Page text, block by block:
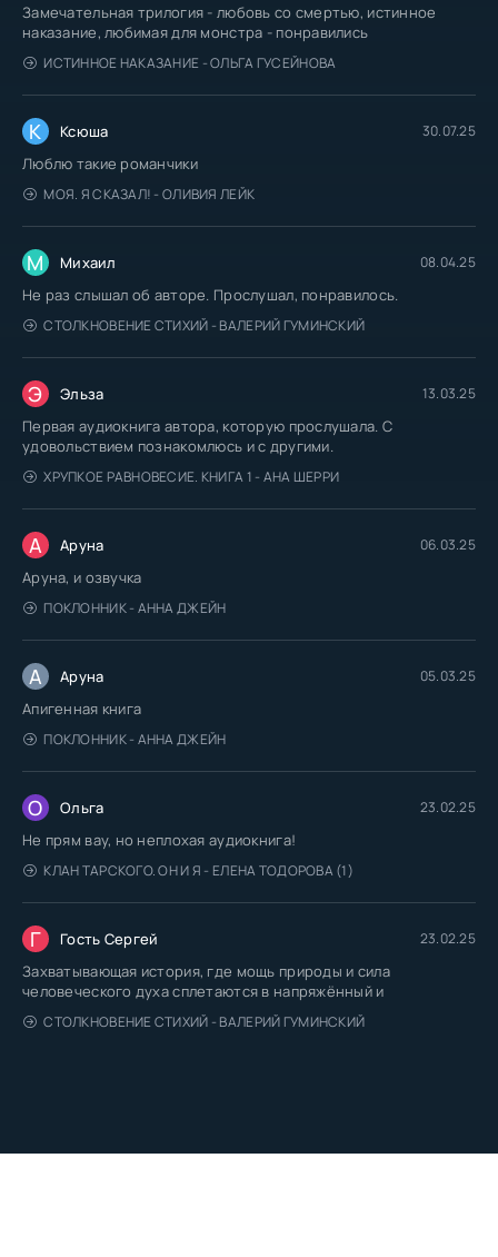
Замечательная трилогия - любовь со смертью, истинное
наказание, любимая для монстра - понравились
ИСТИННОЕ НАКАЗАНИЕ - ОЛЬГА ГУСЕЙНОВА
К Ксюша 30.07.25
Люблю такие романчики
МОЯ. Я СКАЗАЛ! - ОЛИВИЯ ЛЕЙК
М Михаил 08.04.25
Не раз слышал об авторе. Прослушал, понравилось.
СТОЛКНОВЕНИЕ СТИХИЙ - ВАЛЕРИЙ ГУМИНСКИЙ
Э Эльза 13.03.25
Первая аудиокнига автора, которую прослушала. С
удовольствием познакомлюсь и с другими.
ХРУПКОЕ РАВНОВЕСИЕ. КНИГА 1 - АНА ШЕРРИ
А Аруна 06.03.25
Аруна, и озвучка
ПОКЛОННИК - АННА ДЖЕЙН
А Аруна 05.03.25
Апигенная книга
ПОКЛОННИК - АННА ДЖЕЙН
О Ольга 23.02.25
Не прям вау, но неплохая аудиокнига!
КЛАН ТАРСКОГО. ОН И Я - ЕЛЕНА ТОДОРОВА (1)
Г Гость Сергей 23.02.25
Захватывающая история, где мощь природы и сила
человеческого духа сплетаются в напряжённый и
СТОЛКНОВЕНИЕ СТИХИЙ - ВАЛЕРИЙ ГУМИНСКИЙ